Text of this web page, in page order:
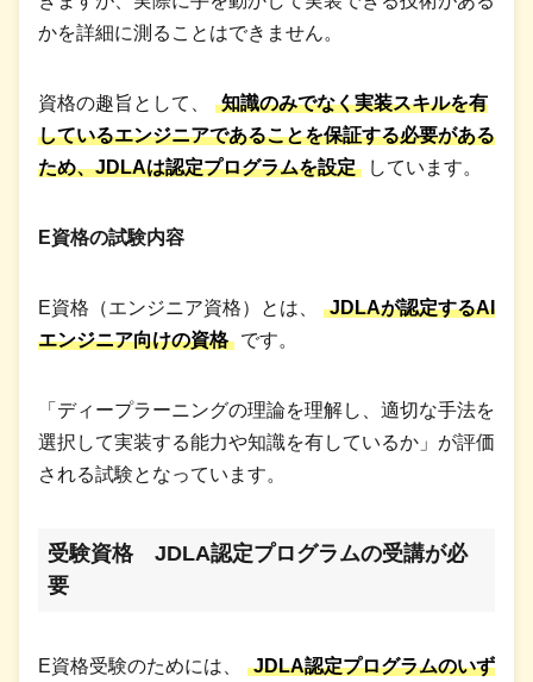
かを詳細に測ることはできません。
資格の趣旨として、
知識のみでなく実装スキルを有
しているエンジニアであることを保証する必要がある
ため、JDLAは認定プログラムを設定
しています。
E資格の試験内容
E資格（エンジニア資格）とは、
JDLAが認定するAI
エンジニア向けの資格
です。
「ディープラーニングの理論を理解し、適切な手法を
選択して実装する能力や知識を有しているか」が評価
される試験となっています。
受験資格 JDLA認定プログラムの受講が必
要
E資格受験のためには、
JDLA認定プログラムのいず